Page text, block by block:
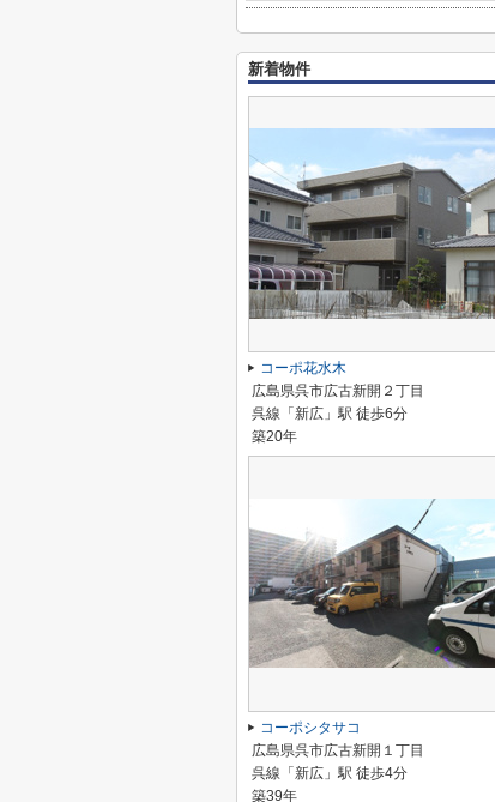
新着物件
コーポ花水木
広島県呉市広古新開２丁目
呉線「新広」駅 徒歩6分
築20年
コーポシタサコ
広島県呉市広古新開１丁目
呉線「新広」駅 徒歩4分
築39年